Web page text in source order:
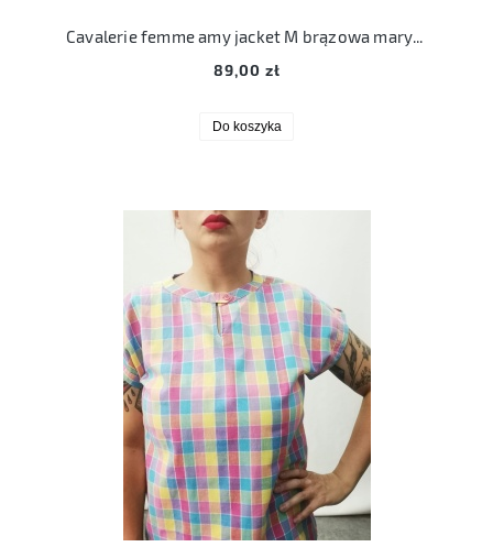
Cavalerie femme amy jacket M brązowa marynarka
89,00 zł
Do koszyka